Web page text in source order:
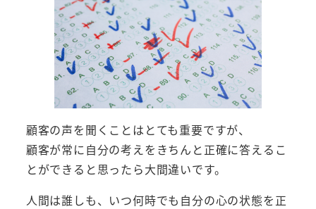
顧客の声を聞くことはとても重要ですが、
顧客が常に自分の考えをきちんと正確に答えるこ
とができると思ったら大間違いです。
人間は誰しも、いつ何時でも自分の心の状態を正